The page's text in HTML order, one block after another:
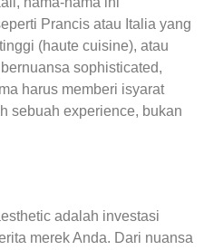
Prancis atau Italia yang
(haute cuisine), atau
sophisticated,
harus memberi isyarat
sebuah experience, bukan
adalah investasi
merek Anda. Dari nuansa